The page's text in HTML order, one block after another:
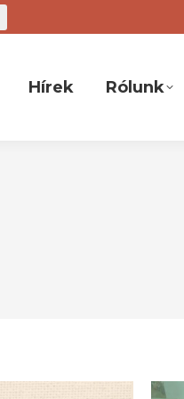
Hírek Rólunk